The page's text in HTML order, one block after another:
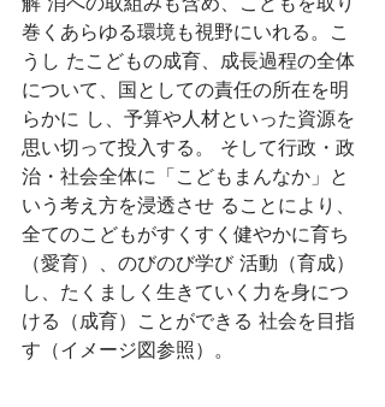
巻くあらゆる環境も視野にいれる。こ
うし たこどもの成育、成長過程の全体
について、国としての責任の所在を明
らかに し、予算や人材といった資源を
思い切って投入する。 そして行政・政
治・社会全体に「こどもまんなか」と
いう考え方を浸透させ ることにより、
全てのこどもがすくすく健やかに育ち
（愛育）、のびのび学び 活動（育成）
し、たくましく生きていく力を身につ
ける（成育）ことができる 社会を目指
す（イメージ図参照）。